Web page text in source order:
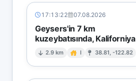
17:13:22 07.08.2026
Geysers'in 7 km
kuzeybatısında, Kaliforniya
2.9 km I 38.81, -122.82